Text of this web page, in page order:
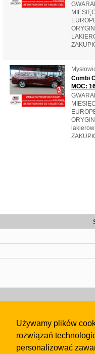
Używamy plików
rozwiązań
personalizować
Combi
MOC: